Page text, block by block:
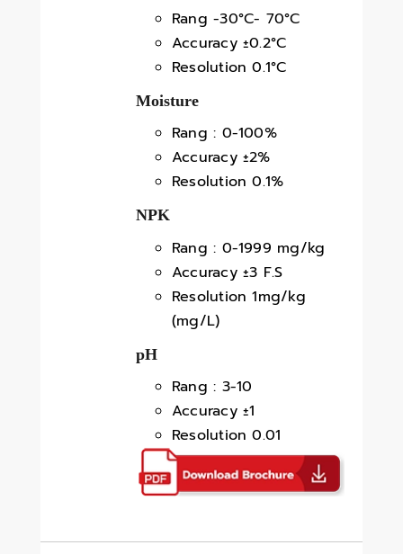
Rang -30°C- 70°C
Accuracy ±0.2°C
Resolution 0.1°C
Moisture
Rang : 0-100%
Accuracy ±2%
Resolution 0.1%
NPK
Rang : 0-1999 mg/kg
Accuracy ±3 F.S
Resolution 1mg/kg
(mg/L)
pH
Rang : 3-10
Accuracy ±1
Resolution 0.01